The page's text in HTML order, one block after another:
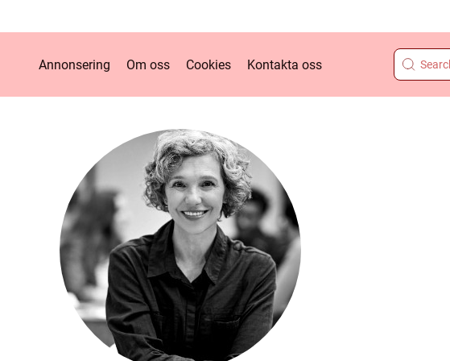
Annonsering Om oss Cookies Kontakta oss